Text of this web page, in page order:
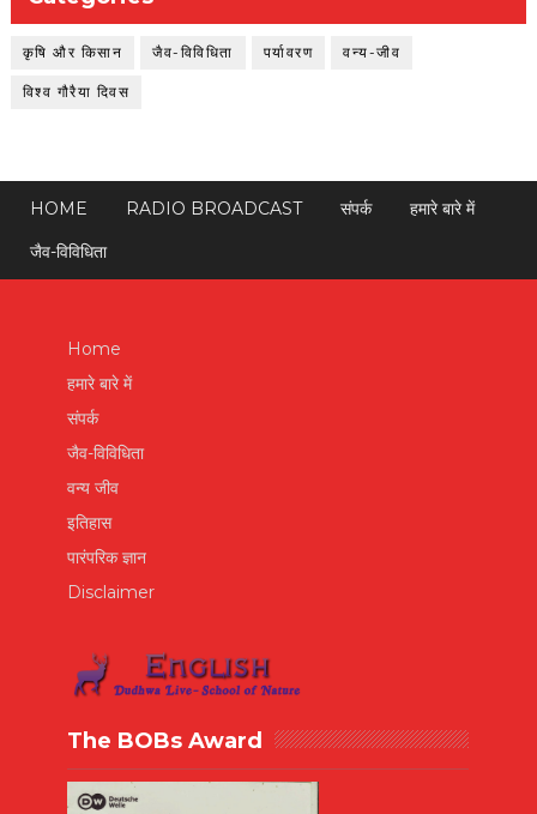
कृषि और किसान जैव-विविधिता पर्यावरण वन्य-जीव
विश्व गौरैया दिवस
HOME RADIO BROADCAST संपर्क
हमारे बारे में
जैव-विविधिता
Home
हमारे बारे में
संपर्क
जैव-विविधिता
वन्य जीव
इतिहास
पारंपरिक ज्ञान
Disclaimer
The BOBs Award